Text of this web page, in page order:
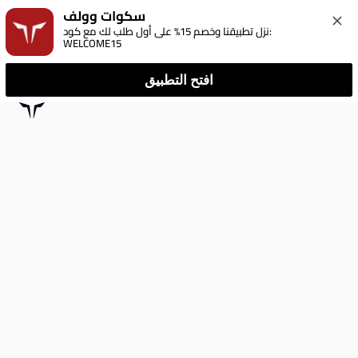
سكوات وولف
نزل تطبيقنا وخصم 15% على أول طلب لك مع كود:
WELCOME15
افتح التطبيق